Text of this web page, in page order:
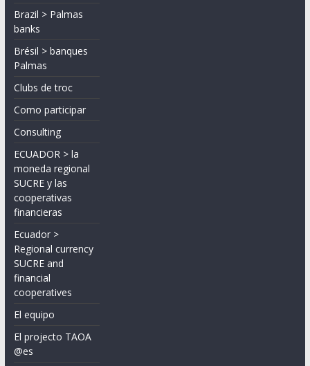
Brazil > Palmas
banks
Brésil > banques
Palmas
Clubs de troc
Como participar
Consulting
ECUADOR > la
moneda regional
SUCRE y las
cooperativas
financieras
Ecuador >
Regional currency
SUCRE and
financial
cooperatives
El equipo
El projecto TAOA
@es